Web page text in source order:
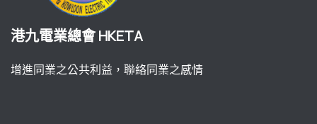
港九電業總會 HKETA
增進同業之公共利益，聯絡同業之感情